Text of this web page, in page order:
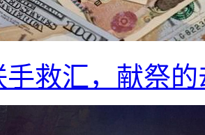
手救汇，献祭